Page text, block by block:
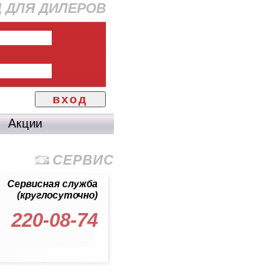
ДЛЯ ДИЛЕРОВ
вход
Акции
СЕРВИС
Сервисная служба
(круглосуточно)
220-08-74